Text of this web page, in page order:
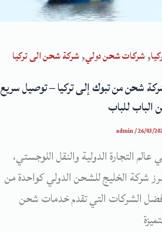
,شركات شحن دولي,شركة شحن الى تركيا
شحن من تبوك إلى تركيا – توصيل سريع
الباب للباب
admin/26/03/
عالم التجارة الدولية والنقل اللوجستي،
شركة الخليج للشحن الدولي كواحدة من
الشركات التي تقدم خدمات شحن